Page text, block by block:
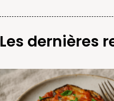
Les dernières